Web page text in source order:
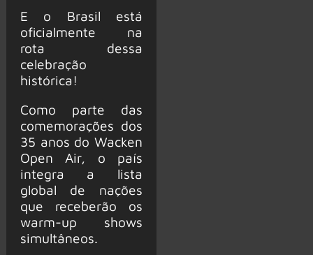
E o Brasil está
oficialmente na
rota dessa
celebração
histórica!
Como parte das
comemorações dos
35 anos do Wacken
Open Air, o país
integra a lista
global de nações
que receberão os
warm-up shows
simultâneos.